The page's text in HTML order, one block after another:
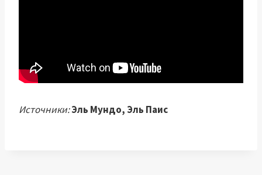
Источники:Эль Мундо,Эль Паис